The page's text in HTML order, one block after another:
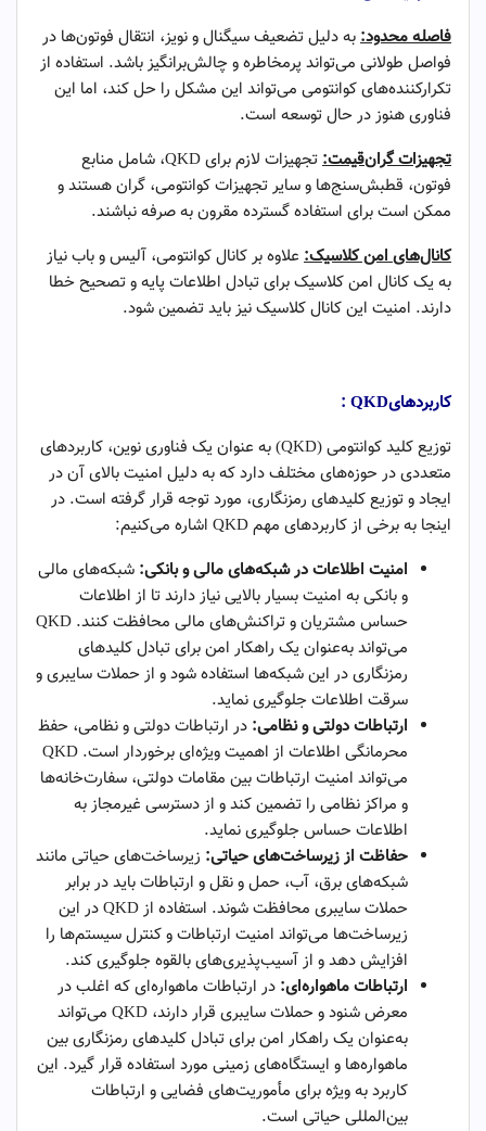
فاصله محدود:به دلیل تضعیف سیگنال و نویز، انتقال فوتون‌ها در
فواصل طولانی می‌تواند پرمخاطره و چالش‌برانگیز باشد. استفاده از
تکرارکننده‌های کوانتومی می‌تواند این مشکل را حل کند، اما این
فناوری هنوز در حال توسعه است.
تجهیزات گران‌قیمت:
تجهیزات لازم برای QKD، شامل منابع
فوتون، قطبش‌سنج‌ها و سایر تجهیزات کوانتومی، گران هستند و
ممکن است برای استفاده گسترده مقرون به صرفه نباشند.
کانال‌های امن کلاسیک: علاوه بر کانال کوانتومی، آلیس و باب نیاز
به یک کانال امن کلاسیک برای تبادل اطلاعات پایه و تصحیح خطا
دارند. امنیت این کانال کلاسیک نیز باید تضمین شود.
کاربردهایQKD
:
توزیع کلید کوانتومی (QKD) به عنوان یک فناوری نوین، کاربردهای
متعددی در حوزه‌های مختلف دارد که به دلیل امنیت بالای آن در
ایجاد و توزیع کلیدهای رمزنگاری، مورد توجه قرار گرفته است. در
اینجا به برخی از کاربردهای مهم QKD اشاره می‌کنیم:
امنیت اطلاعات در شبکه‌های مالی و بانکی: شبکه‌های مالی
و بانکی به امنیت بسیار بالایی نیاز دارند تا از اطلاعات
حساس مشتریان و تراکنش‌های مالی محافظت کنند. QKD
می‌تواند به‌عنوان یک راهکار امن برای تبادل کلیدهای
رمزنگاری در این شبکه‌ها استفاده شود و از حملات سایبری و
سرقت اطلاعات جلوگیری نماید.
ارتباطات دولتی و نظامی: در ارتباطات دولتی و نظامی، حفظ
محرمانگی اطلاعات از اهمیت ویژه‌ای برخوردار است. QKD
می‌تواند امنیت ارتباطات بین مقامات دولتی، سفارت‌خانه‌ها
و مراکز نظامی را تضمین کند و از دسترسی غیرمجاز به
اطلاعات حساس جلوگیری نماید.
حفاظت از زیرساخت‌های حیاتی: زیرساخت‌های حیاتی مانند
شبکه‌های برق، آب، حمل و نقل و ارتباطات باید در برابر
حملات سایبری محافظت شوند. استفاده از QKD در این
زیرساخت‌ها می‌تواند امنیت ارتباطات و کنترل سیستم‌ها را
افزایش دهد و از آسیب‌پذیری‌های بالقوه جلوگیری کند.
ارتباطات ماهواره‌ای: در ارتباطات ماهواره‌ای که اغلب در
معرض شنود و حملات سایبری قرار دارند، QKD می‌تواند
به‌عنوان یک راهکار امن برای تبادل کلیدهای رمزنگاری بین
ماهواره‌ها و ایستگاه‌های زمینی مورد استفاده قرار گیرد. این
کاربرد به ویژه برای مأموریت‌های فضایی و ارتباطات
بین‌المللی حیاتی است.